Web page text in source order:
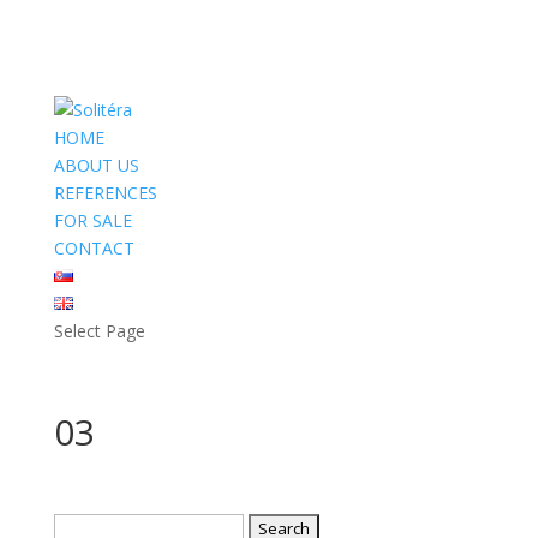
HOME
ABOUT US
REFERENCES
FOR SALE
CONTACT
Select Page
03